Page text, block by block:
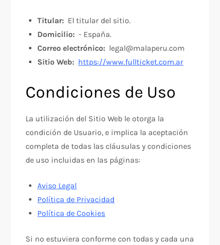
Titular: El titular del sitio.
Domicilio: - España.
Correo electrónico: legal@malaperu.com
Sitio Web: https://www.fullticket.com.ar
Condiciones de Uso
La utilización del Sitio Web le otorga la
condición de Usuario, e implica la aceptación
completa de todas las cláusulas y condiciones
de uso incluidas en las páginas:
Aviso Legal
Política de Privacidad
Política de Cookies
Si no estuviera conforme con todas y cada una